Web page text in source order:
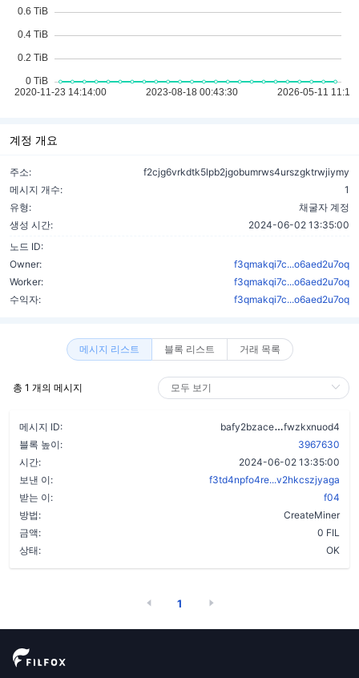
계정 개요
주소:
f2cjg6vrkdtk5lpb2jgobumrws4urszgktrwjiymy
메시지 개수:
1
유형:
채굴자 계정
생성 시간:
2024-06-02 13:35:00
노드 ID:
Owner:
f3qmakqi7c...o6aed2u7oq
Worker:
f3qmakqi7c...o6aed2u7oq
수익자:
f3qmakqi7c...o6aed2u7oq
메시지 리스트 블록 리스트 거래 목록
총 1 개의 메시지
메시지 ID: bafy2bzace
fwzkxnuod4
블록 높이:
3967630
시간:
2024-06-02 13:35:00
보낸 이:
f3td4npfo4re...v2hkcszjyaga
받는 이:
f04
방법:
CreateMiner
금액:
0 FIL
상태:
OK
1